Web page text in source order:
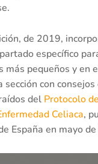
de 2019,
específico
más pequeños y en
sección con
del Protocolo
Celiaca,
España en mayo